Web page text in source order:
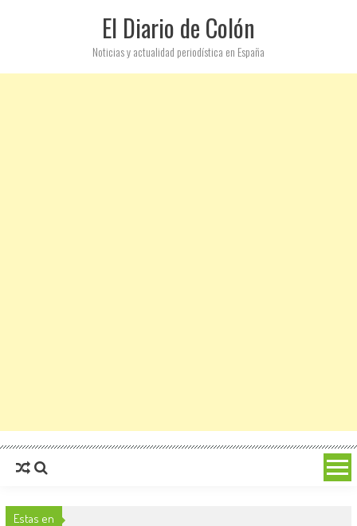
El Diario de Colón
Noticias y actualidad periodística en España
Estas en